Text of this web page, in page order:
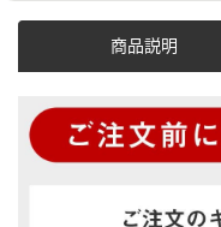
商品説明